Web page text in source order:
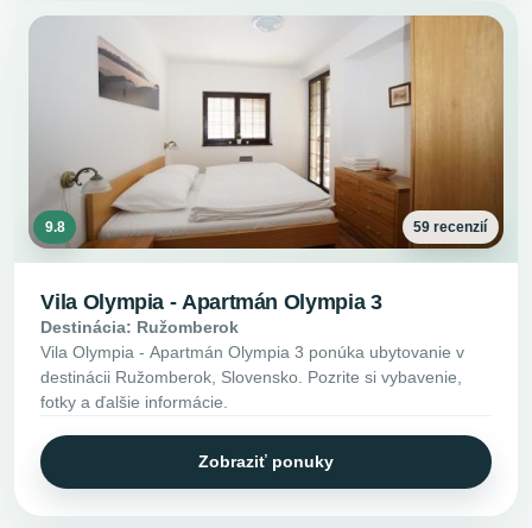
9.8 59 recenzií
Vila Olympia - Apartmán Olympia 3
Destinácia: Ružomberok
Vila Olympia - Apartmán Olympia 3 ponúka ubytovanie v
destinácii Ružomberok, Slovensko. Pozrite si vybavenie,
fotky a ďalšie informácie.
Zobraziť ponuky